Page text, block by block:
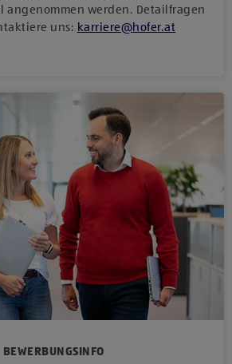
angenommen werden. Detailfragen
uns: karriere@hofer.at
BEWERBUNGSINFO